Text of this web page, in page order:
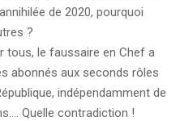
de 2020, pourquoi
?
tous, le faussaire en Chef a
abonnés aux seconds rôles
indépendamment de
Quelle contradiction !